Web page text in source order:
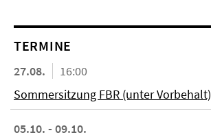
TERMINE
27.08.
16:00
Sommersitzung FBR (unter Vorbehalt)
05.10. - 09.10.